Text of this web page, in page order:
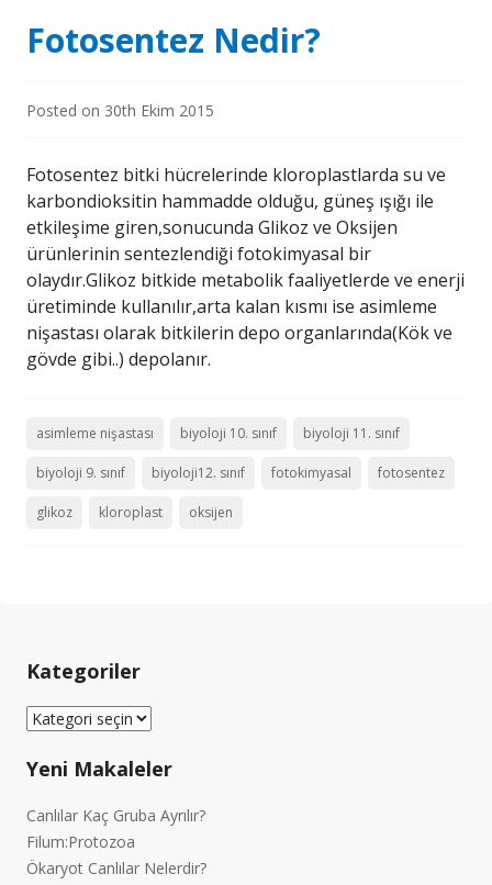
Fotosentez Nedir?
Posted on 30th Ekim 2015
Fotosentez bitki hücrelerinde kloroplastlarda su ve
karbondioksitin hammadde olduğu, güneş ışığı ile
etkileşime giren,sonucunda Glikoz ve Oksijen
ürünlerinin sentezlendiği fotokimyasal bir
olaydır.Glikoz bitkide metabolik faaliyetlerde ve enerji
üretiminde kullanılır,arta kalan kısmı ise asimleme
nişastası olarak bitkilerin depo organlarında(Kök ve
gövde gibi..) depolanır.
asimleme nişastası biyoloji 10. sınıf biyoloji 11. sınıf
biyoloji 9. sınıf biyoloji12. sınıf fotokimyasal fotosentez
glikoz kloroplast oksijen
Kategoriler
Kategoriler
Yeni Makaleler
Canlılar Kaç Gruba Ayrılır?
Filum:Protozoa
Ökaryot Canlılar Nelerdir?